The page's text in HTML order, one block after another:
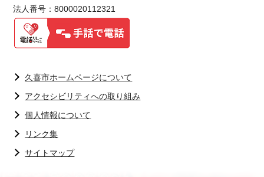
法人番号：8000020112321
久喜市ホームページについて
アクセシビリティへの取り組み
個人情報について
リンク集
サイトマップ